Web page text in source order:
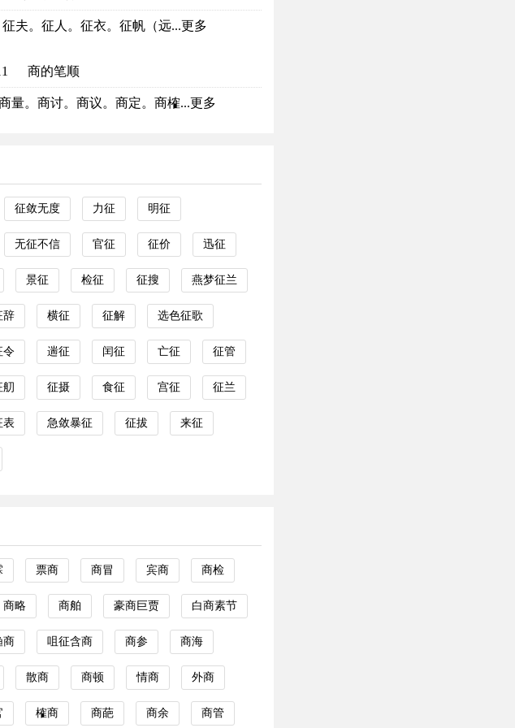
夫。征人。征衣。征帆（远...更多
商的笔顺
量。商讨。商议。商定。商榷...更多
征敛无度 力征 明征
无征不信 官征 征价 迅征
景征 检征 征搜 燕梦征兰
辞 横征 征解 选色征歌
令 遄征 闰征 亡征 征管
舠 征摄 食征 宫征 征兰
表 急敛暴征 征拔 来征
票商 商冒 宾商 商检
商略 商舶 豪商巨贾 白商素节
商 咀征含商 商参 商海
散商 商顿 情商 外商
榷商 商葩 商余 商管